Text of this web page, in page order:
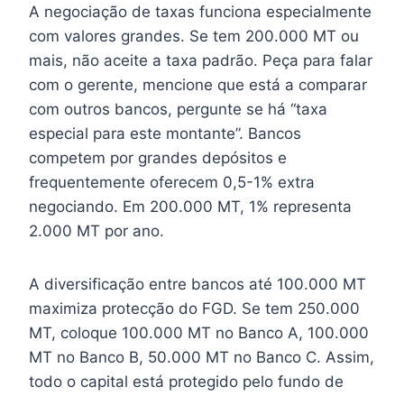
A negociação de taxas funciona especialmente
com valores grandes. Se tem 200.000 MT ou
mais, não aceite a taxa padrão. Peça para falar
com o gerente, mencione que está a comparar
com outros bancos, pergunte se há “taxa
especial para este montante”. Bancos
competem por grandes depósitos e
frequentemente oferecem 0,5-1% extra
negociando. Em 200.000 MT, 1% representa
2.000 MT por ano.
A diversificação entre bancos até 100.000 MT
maximiza protecção do FGD. Se tem 250.000
MT, coloque 100.000 MT no Banco A, 100.000
MT no Banco B, 50.000 MT no Banco C. Assim,
todo o capital está protegido pelo fundo de